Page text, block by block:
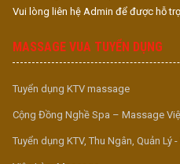
Vui lòng liên hệ Admin để được hỗ
MASSAGE VUA TUYỂN DỤNG
Tuyển dụng KTV massage
Cộng Đồng Nghề Spa – Massage
Tuyển dụng KTV, Thu Ngân, Quản